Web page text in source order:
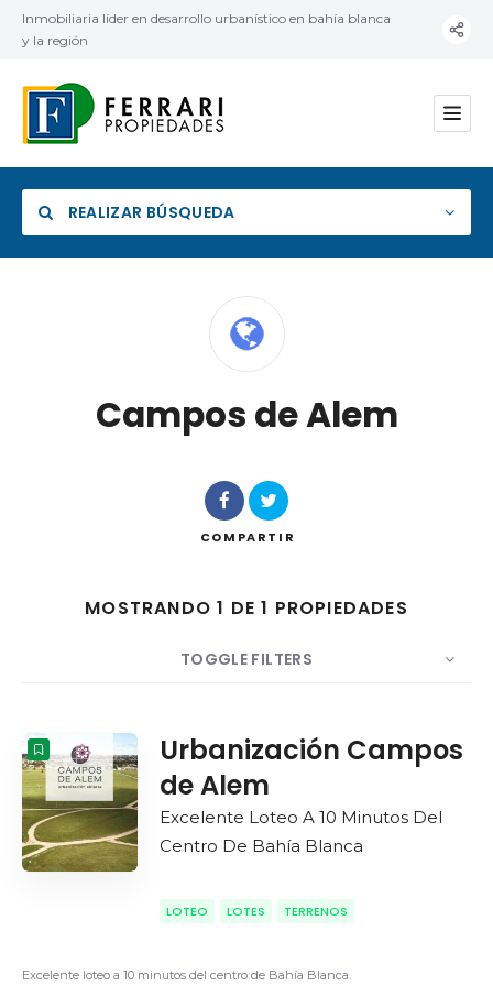
Inmobiliaria líder en desarrollo urbanístico en bahía blanca
y la región
REALIZAR BÚSQUEDA
Ubicación
Buscar
Campos de Alem
COMPARTIR
MOSTRANDO 1 DE 1 PROPIEDADES
TOGGLE FILTERS
MOSTRAR 10 POR Fecha ORDEN
Urbanización Campos
de Alem
Excelente Loteo A 10 Minutos Del
Centro De Bahía Blanca
LOTEO LOTES TERRENOS
Excelente loteo a 10 minutos del centro de Bahía Blanca.